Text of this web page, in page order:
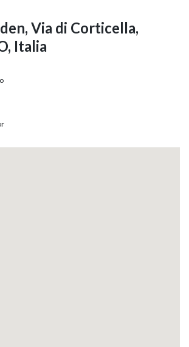
Via di Corticella,
Italia